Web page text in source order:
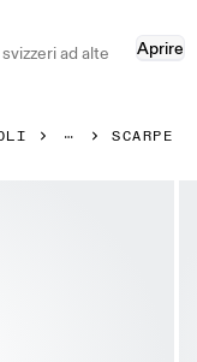
ad alte
Aprire
SCARPE